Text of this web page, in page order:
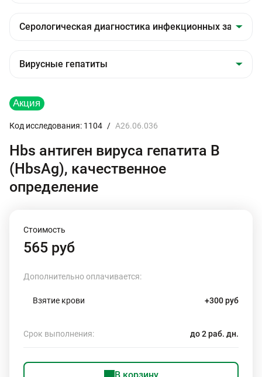
Код исследования: 1104 / A26.06.036
Hbs антиген вируса гепатита В
(HbsAg), качественное
определение
Стоимость
565 руб
Дополнительно оплачивается:
Взятие крови +300 руб
Срок выполнения: до 2 раб. дн.